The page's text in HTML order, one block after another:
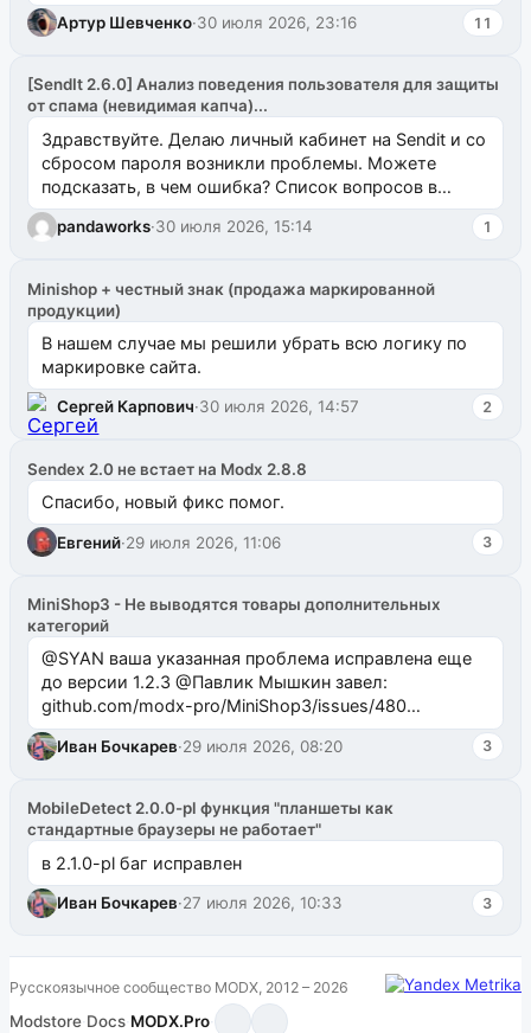
Артур Шевченко·30 июля 2026, 23:16 11
[SendIt 2.6.0] Анализ поведения пользователя для защиты
от спама (невидимая капча)...
Здравствуйте. Делаю личный кабинет на Sendit и со
сбросом пароля возникли проблемы. Можете
подсказать, в чем ошибка? Список вопросов в
одноименном разделе на modx.pro пока пуст, и,...
pandaworks·30 июля 2026, 15:14 1
Minishop + честный знак (продажа маркированной
продукции)
В нашем случае мы решили убрать всю логику по
маркировке сайта.
Сергей Карпович·30 июля 2026, 14:57 2
Sendex 2.0 не встает на Modx 2.8.8
Спасибо, новый фикс помог.
Евгений·29 июля 2026, 11:06 3
MiniShop3 - Не выводятся товары дополнительных
категорий
@SYAN ваша указанная проблема исправлена еще
до версии 1.2.3 @Павлик Мышкин завел:
github.com/modx-pro/MiniShop3/issues/480
github.com/modx-pro/MiniShop3/issues/481Исправим
в б...
Иван Бочкарев·29 июля 2026, 08:20 3
MobileDetect 2.0.0-pl функция "планшеты как
стандартные браузеры не работает"
в 2.1.0-pl баг исправлен
Иван Бочкарев·27 июля 2026, 10:33 3
Русскоязычное сообщество MODX, 2012 – 2026
Modstore·Docs·MODX.Pro·